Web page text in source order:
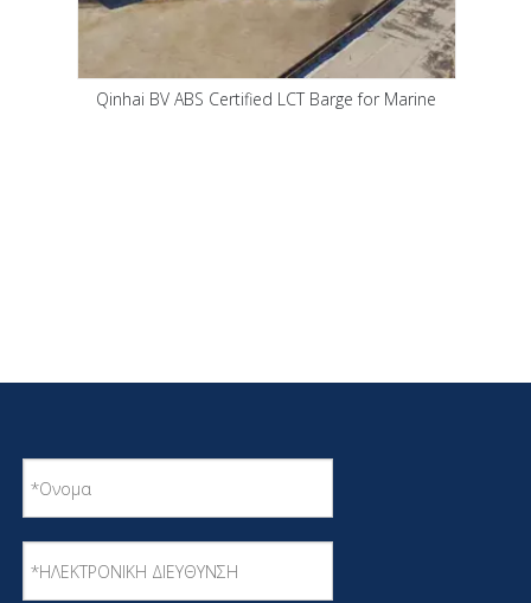
Qinhai BV ABS Certified LCT Barge for Marine